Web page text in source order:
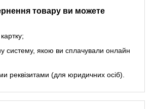
товару ви можете
систему, якою ви сплачували онлайн
реквізитами (для юридичних осіб).